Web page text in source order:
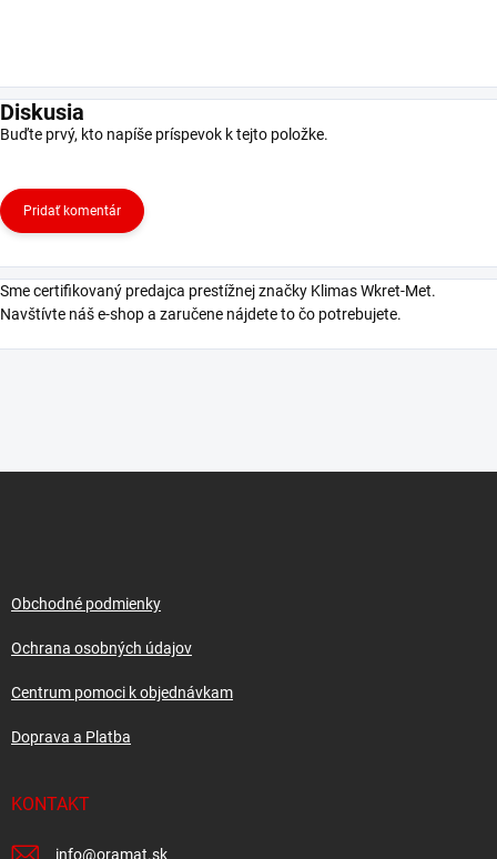
Diskusia
Buďte prvý, kto napíše príspevok k tejto položke.
Pridať komentár
Sme certifikovaný predajca prestížnej značky Klimas Wkret-Met.
Navštívte náš e-shop a zaručene nájdete to čo potrebujete.
Obchodné podmienky
Ochrana osobných údajov
Centrum pomoci k objednávkam
Doprava a Platba
KONTAKT
info@oramat.sk